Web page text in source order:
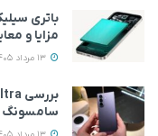
باتری
مزایا و
سامسونگ